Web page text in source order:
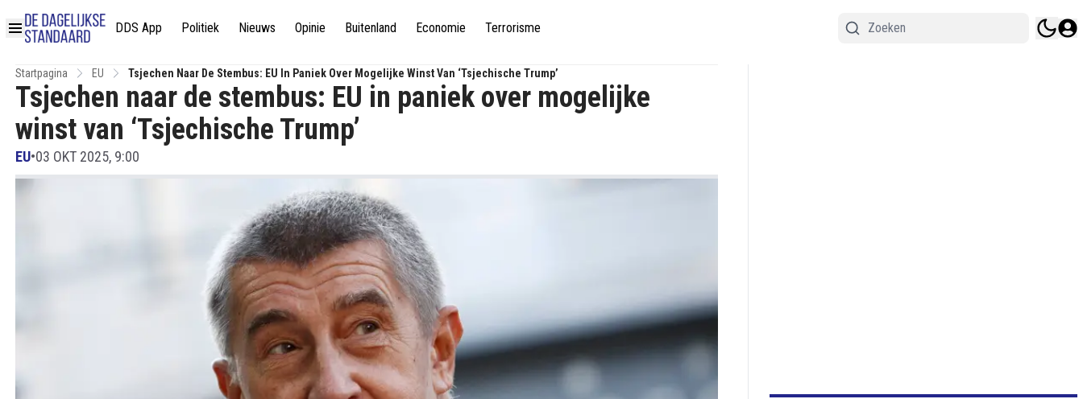
DDS App Politiek Nieuws Opinie Buitenland Economie Terrorisme
Startpagina EU Tsjechen Naar De Stembus: EU In Paniek Over Mogelijke Winst Van ‘Tsjechische Trump’
Tsjechen naar de stembus: EU in paniek over mogelijke
winst van ‘Tsjechische Trump’
EU•03 OKT 2025, 9:00